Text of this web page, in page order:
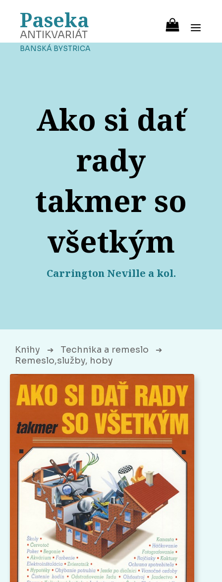
Paseka
ANTIKVARIÁT
BANSKÁ BYSTRICA
Ako si dať
rady
takmer so
všetkým
Carrington Neville a kol.
Knihy ➔ Technika a remeslo ➔
Remeslo,služby, hoby